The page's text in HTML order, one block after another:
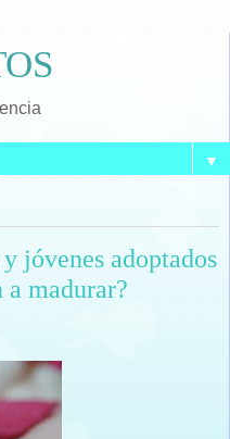
▼
jóvenes adoptados
a madurar?